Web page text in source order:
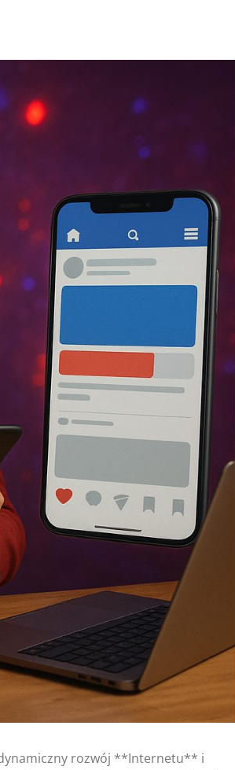
dynamiczny rozwój **Internetu** i